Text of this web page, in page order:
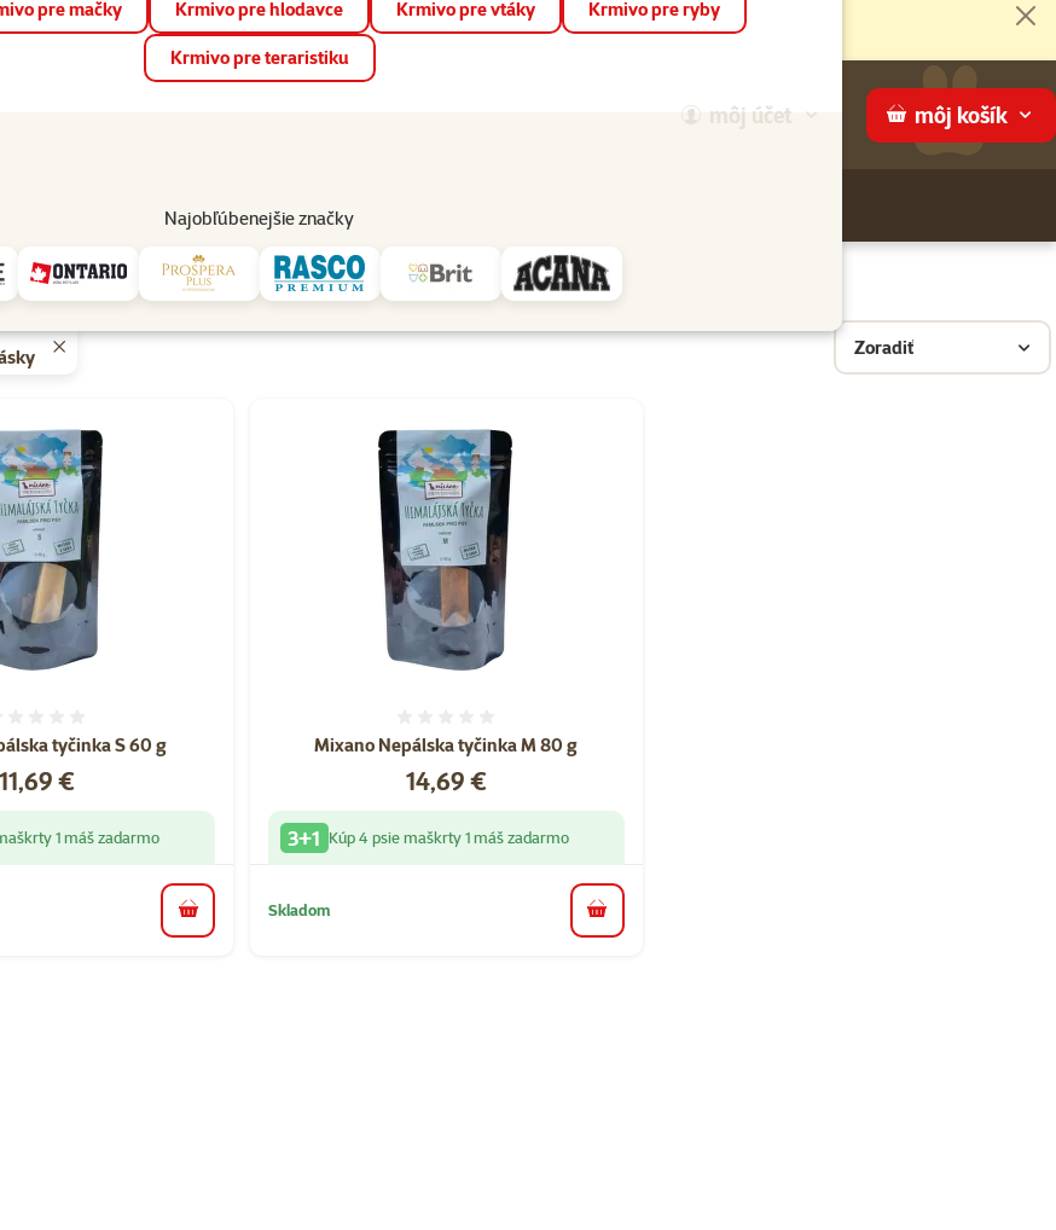
📱 Stiahnite si novú aplikáciu Super zoo.Viac informácií
môj účet môj košík
pre mačky Krmivo pre hlodavce Krmivo pre vtáky Krmivo pre ryby
Krmivo pre teraristiku
Najobľúbenejšie značky
Predajne Služby
MIXANO
Zoradiť
tyčinka S 60 g
Cena
11,69 €
1 máš zadarmo
do košíka
Mixano Nepálska tyčinka M 80 g
Cena
14,69 €
3+1 Kúp 4 psie maškrty 1 máš zadarmo
Skladom do košíka